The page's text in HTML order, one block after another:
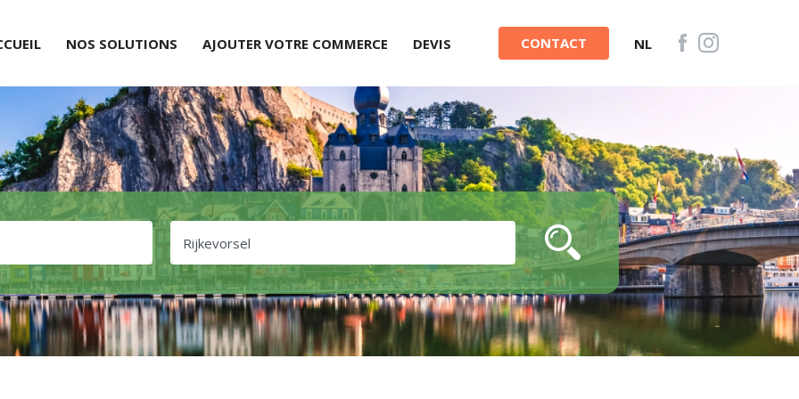
NOS SOLUTIONS AJOUTER VOTRE COMMERCE DEVIS CONTACT NL